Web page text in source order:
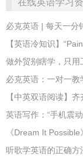
在线英语学习
必克英语 | 每天一分
【英语冷知识】
做外贸别瞎学，只
必克英语：一对一
【中英双语阅读】
英语写作：“手机震
《Dream It Possible》
听歌学英语的正确方